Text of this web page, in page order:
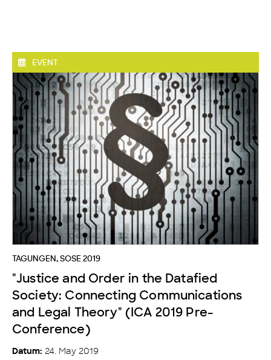
EVENT
TAGUNGEN, SOSE 2019
"Justice and Order in the Datafied
Society: Connecting Communications
and Legal Theory" (ICA 2019 Pre-
Conference)
Datum: 24. May 2019